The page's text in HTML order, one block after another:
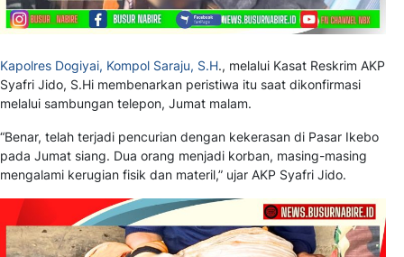
Kapolres Dogiyai, Kompol Saraju, S.H., melalui Kasat Reskrim AKP
Syafri Jido, S.Hi membenarkan peristiwa itu saat dikonfirmasi
melalui sambungan telepon, Jumat malam.
“Benar, telah terjadi pencurian dengan kekerasan di Pasar Ikebo
pada Jumat siang. Dua orang menjadi korban, masing-masing
mengalami kerugian fisik dan materil,” ujar AKP Syafri Jido.